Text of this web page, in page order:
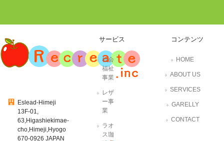
Eslead-Himeji
13F-01,
63,Higashiekimae-
cho,Himeji,Hyogo
670-0926 JAPAN
サービス
社会
福祉
事業
レザ
ー事
業
ラオ
ス珈
コンテンツ
HOME
ABOUT US
SERVICES
GARELLY
CONTACT